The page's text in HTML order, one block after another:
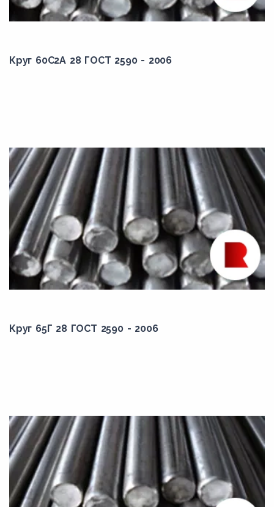
Круг 60С2А 28 ГОСТ 2590 - 2006
Круг 65Г 28 ГОСТ 2590 - 2006